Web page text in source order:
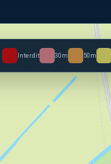
Interdit 30m 50m